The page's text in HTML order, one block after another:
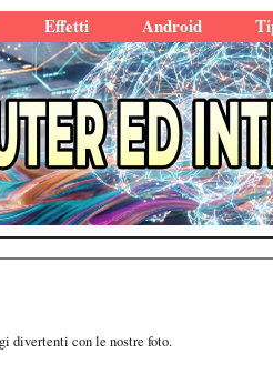
Effetti Android
divertenti con le nostre foto.